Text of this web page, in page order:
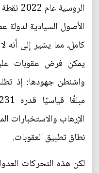
الأصول السيادية
كامل، مما يشير إلى
يمكن فرض عقوبات
الإرهاب والاستخبارات
نطاق تطبيق العقوبات.
لكن هذه التحركات